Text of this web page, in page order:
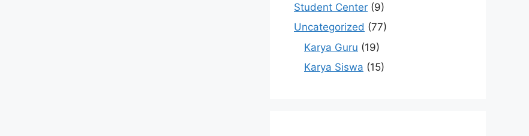
Student Center (9)
Uncategorized (77)
Karya Guru (19)
Karya Siswa (15)